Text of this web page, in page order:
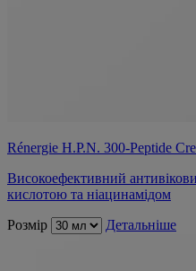
Rénergie H.P.N. 300-Peptide
Високоефективний
кислотою та ніацинамідом
Розмір
Детальніше